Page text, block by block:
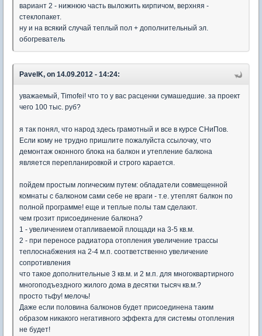
вариант 2 - нижнюю часть выложить кирпичом, верхняя -
стеклопакет.
ну и на всякий случай теплый пол + дополнительный эл.
обогреватель
PavelK, on 14.09.2012 - 14:24:
уважаемый, Timofei! что то у вас расценки сумашедшие. за проект
чего 100 тыс. руб?
я так понял, что народ здесь грамотный и все в курсе СНиПов.
Если кому не трудно пришлите пожалуйста ссылочку, что
демонтаж оконного блока на балкон и утепление балкона
является перепланировкой и строго карается.
пойдем простым логическим путем: обладатели совмещенной
комнаты с балконом сами себе не враги - т.е. утеплят балкон по
полной программе! еще и теплые полы там сделают.
чем грозит присоединение балкона?
1 - увеличением отапливаемой площади на 3-5 кв.м.
2 - при переносе радиатора отопления увеличение трассы
теплоснабжения на 2-4 м.п. соответственно увеличение
сопротивления
что такое дополнительные 3 кв.м. и 2 м.п. для многоквартирного
многоподъездного жилого дома в десятки тысяч кв.м.?
просто тьфу! мелочь!
Даже если половина балконов будет присоединена таким
образом никакого негативного эффекта для системы отопления
не будет!